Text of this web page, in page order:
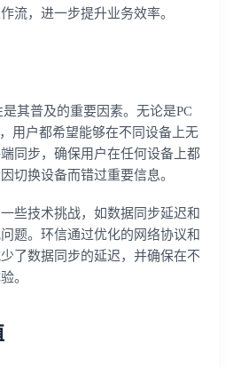
流，进一步提升业务效率。
其普及的重要因素。无论是PC
用户都希望能够在不同设备上无
同步，确保用户在任何设备上都
切换设备而错过重要信息。
些技术挑战，如数据同步延迟和
题。环信通过优化的网络协议和
了数据同步的延迟，并确保在不
。